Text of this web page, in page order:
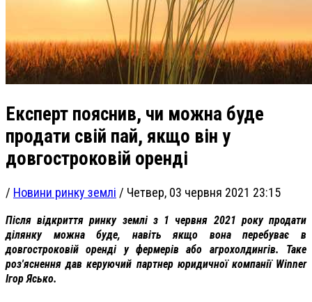
Експерт пояснив, чи можна буде
продати свій пай, якщо він у
довгостроковій оренді
/ Новини ринку землі / Четвер, 03 червня 2021 23:15
Після відкриття ринку землі з 1 червня 2021 року продати
ділянку можна буде, навіть якщо вона перебуває в
довгостроковій оренді у фермерів або агрохолдингів. Таке
роз'яснення дав керуючий партнер юридичної компанії Winner
Ігор Ясько.